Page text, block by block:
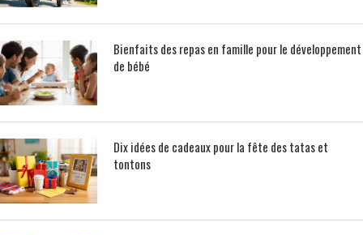
Bienfaits des repas en famille pour le développement
de bébé
Dix idées de cadeaux pour la fête des tatas et
tontons